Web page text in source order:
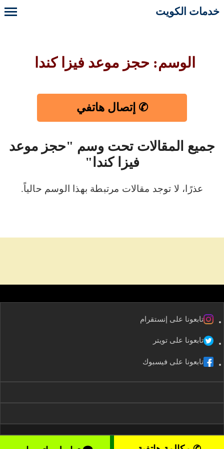
خدمات الكويت
الوسم: حجز موعد فيزا كندا
✆ إتصال هاتفي
جميع المقالات تحت وسم "حجز موعد
فيزا كندا"
عذرًا، لا توجد مقالات مرتبطة بهذا الوسم حالياً.
تابعونا على إنستقرام
تابعونا على تويتر
تابعونا على فيسبوك